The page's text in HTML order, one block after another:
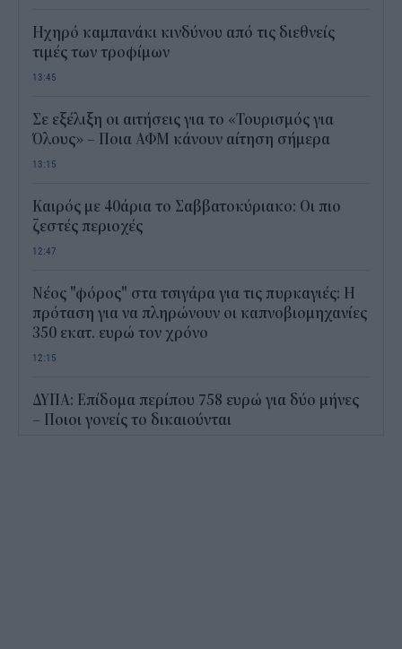
Ηχηρό καμπανάκι κινδύνου από τις διεθνείς
τιμές των τροφίμων
13:45
Σε εξέλιξη οι αιτήσεις για το «Τουρισμός για
Όλους» – Ποια ΑΦΜ κάνουν αίτηση σήμερα
13:15
Καιρός με 40άρια το Σαββατοκύριακο: Οι πιο
ζεστές περιοχές
12:47
Νέος "φόρος" στα τσιγάρα για τις πυρκαγιές: Η
πρόταση για να πληρώνουν οι καπνοβιομηχανίες
350 εκατ. ευρώ τον χρόνο
12:15
ΔΥΠΑ: Επίδομα περίπου 758 ευρώ για δύο μήνες
– Ποιοι γονείς το δικαιούνται